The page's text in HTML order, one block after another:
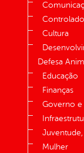
Cultura
Defesa
Educação
Finanças
Governo e
Mulher